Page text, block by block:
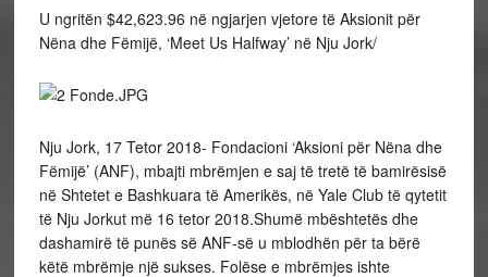
U ngritën $42,623.96 në ngjarjen vjetore të Aksionit për
Nëna dhe Fëmijë, ‘Meet Us Halfway’ në Nju Jork/
Nju Jork, 17 Tetor 2018- Fondacioni ‘Aksioni për Nëna dhe
Fëmijë’ (ANF), mbajti mbrëmjen e saj të tretë të bamirësisë
në Shtetet e Bashkuara të Amerikës, në Yale Club të qytetit
të Nju Jorkut më 16 tetor 2018.Shumë mbështetës dhe
dashamirë të punës së ANF-së u mblodhën për ta bërë
këtë mbrëmje një sukses. Folëse e mbrëmjes ishte